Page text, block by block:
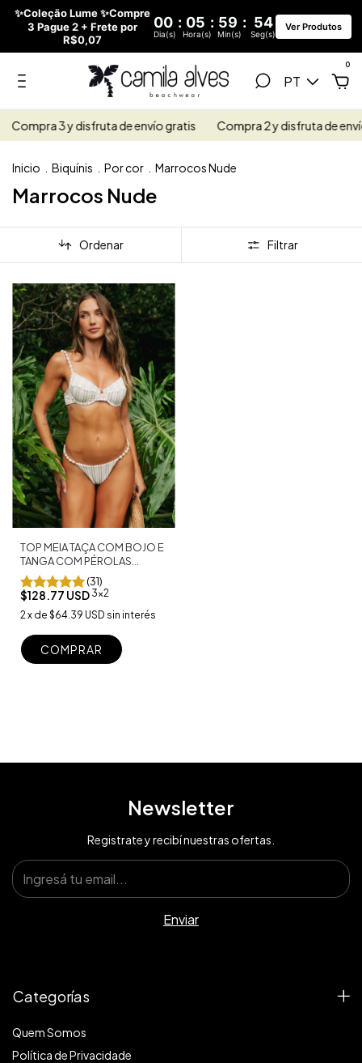
✨Coleção Lume ✨Compre
3 Pague 2 + Frete por
R$0,07
00 : 05 : 59 : 54
Dia(s) Hora(s) Min(s) Seg(s)
Ver Produtos
PT
0
Compra 3 y disfruta de envío gratis Compra 2 y disfruta de
Inicio Biquínis Por cor Marrocos Nude
Marrocos Nude
Ordenar Filtrar
TOP MEIA TAÇA COM BOJO E
TANGA COM PÉROLAS
MARROCOS NUDE
(31)
$128.77 USD 3x2
2 x de $64.39 USD sin interés
COMPRAR
Newsletter
Registrate y recibí nuestras ofertas.
Categorías
Quem Somos
Política de Privacidade